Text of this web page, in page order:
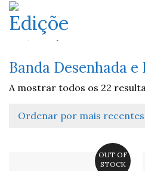
Banda Desenhada
A mostrar todos os 22
Ordenar por mais recentes
OUT OF
STOCK